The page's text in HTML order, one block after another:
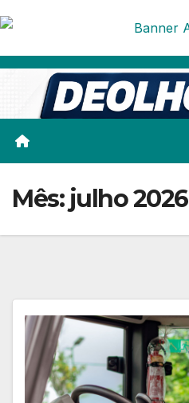
Skip
content
Mês: julho 2026